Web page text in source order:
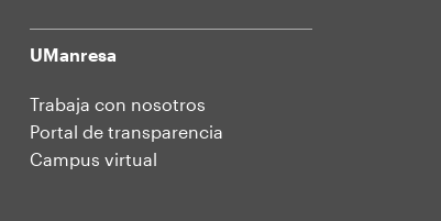
UManresa
Trabaja con nosotros
Portal de transparencia
Campus virtual